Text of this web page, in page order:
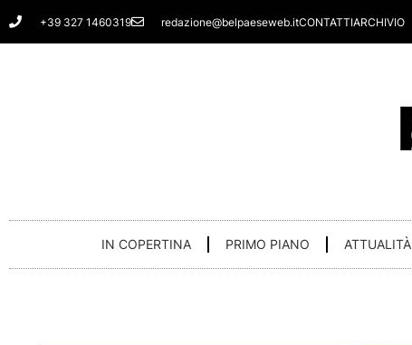
Vai
al
+39 327 1460319 redazione@belpaeseweb.itCONTATTIARCHIVIO
IN COPERTINA PRIMO PIANO ATTUALITÀ